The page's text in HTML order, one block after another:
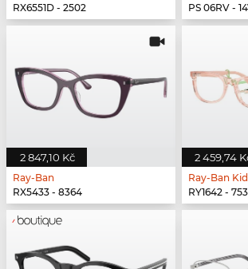
RX6551D - 2502
PS 06RV -
2 847,10 Kč
Ray-Ban
RX5433 - 8364
2 459,74
Ray-Ban
RY1642 -